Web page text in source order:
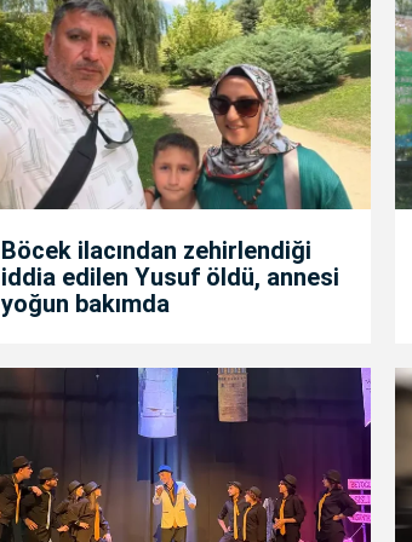
Böcek ilacından zehirlendiği
iddia edilen Yusuf öldü, annesi
yoğun bakımda